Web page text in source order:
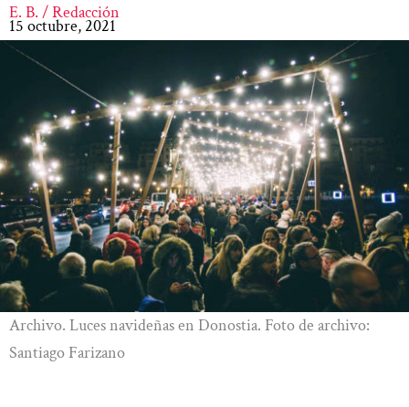
E. B. / Redacción
15 octubre, 2021
Archivo. Luces navideñas en Donostia. Foto de archivo:
Santiago Farizano